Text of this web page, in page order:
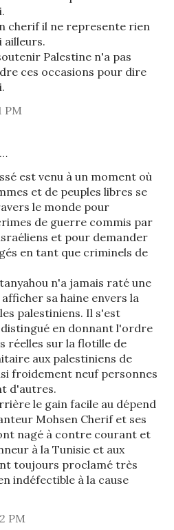
cherif il ne represente rien
ailleurs.
Palestine n'a pas
ces occasions pour dire
PM
est venu à un moment où
et de peuples libres se
le monde pour
de guerre commis par
et pour demander
en tant que criminels de
n'a jamais raté une
sa haine envers la
palestiniens. Il s'est
en donnant l'ordre
réelles sur la flotille de
aux palestiniens de
froidement neuf personnes
d'autres.
le gain facile au dépend
Mohsen Cherif et ses
nagé à contre courant et
à la Tunisie et aux
toujours proclamé très
indéfectible à la cause
PM